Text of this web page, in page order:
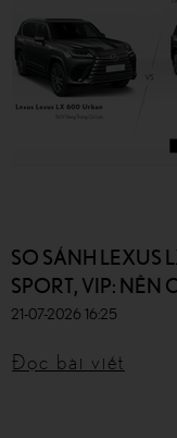
SO SÁNH LEXUS
SPORT, VIP: NÊN
21-07-2026 16:25
Đọc bài viết